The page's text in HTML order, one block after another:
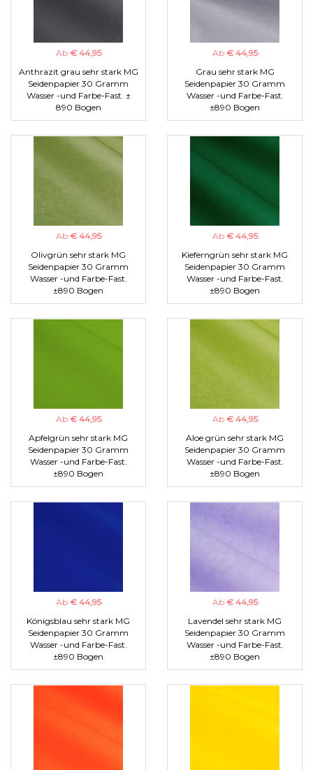
Ab € 44,95
Anthrazit grau sehr stark MG
Seidenpapier 30 Gramm
Wasser -und Farbe-Fast. ±
890 Bogen
Ab € 44,95
Grau sehr stark MG
Seidenpapier 30 Gramm
Wasser -und Farbe-Fast.
±890 Bogen
Ab € 44,95
Olivgrün sehr stark MG
Seidenpapier 30 Gramm
Wasser -und Farbe-Fast.
±890 Bogen
Ab € 44,95
Kieferngrün sehr stark MG
Seidenpapier 30 Gramm
Wasser -und Farbe-Fast.
±890 Bogen
Ab € 44,95
Apfelgrün sehr stark MG
Seidenpapier 30 Gramm
Wasser -und Farbe-Fast.
±890 Bogen
Ab € 44,95
Aloe grün sehr stark MG
Seidenpapier 30 Gramm
Wasser -und Farbe-Fast.
±890 Bogen
Ab € 44,95
Königsblau sehr stark MG
Seidenpapier 30 Gramm
Wasser -und Farbe-Fast.
±890 Bogen
Ab € 44,95
Lavendel sehr stark MG
Seidenpapier 30 Gramm
Wasser -und Farbe-Fast.
±890 Bogen